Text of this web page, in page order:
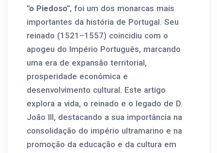
"o Piedoso", foi um dos monarcas mais
importantes da história de Portugal. Seu
reinado (1521–1557) coincidiu com o
apogeu do Império Português, marcando
uma era de expansão territorial,
prosperidade económica e
desenvolvimento cultural. Este artigo
explora a vida, o reinado e o legado de D.
João III, destacando a sua importância na
consolidação do império ultramarino e na
promoção da educação e da cultura em